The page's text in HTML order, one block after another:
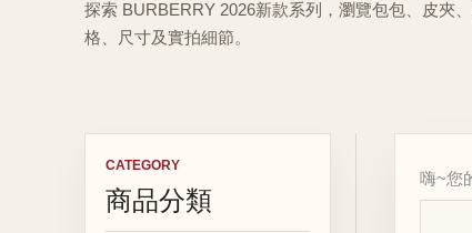
探索 BURBERRY 2026新款系列，瀏覽包包、皮夾
格、尺寸及實拍細節。
CATEGORY
商品分類
嗨~您